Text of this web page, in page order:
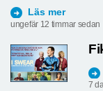
Läs mer
ungefär 12 timmar sedan
7